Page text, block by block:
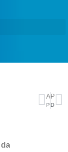
ANTERIOR
Programação inclui mutirão de limpeza no igarapé do Mindu
PRÓXIMO
Dia Mundial do Doador de Sangue: uma única doação pode salvar 3 vidas